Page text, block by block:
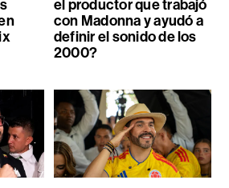
el productor que trabajó
con Madonna y ayudó a
definir el sonido de los
2000?